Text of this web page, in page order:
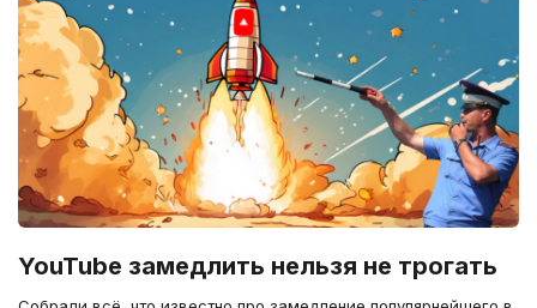
YouTube замедлить нельзя не трогать